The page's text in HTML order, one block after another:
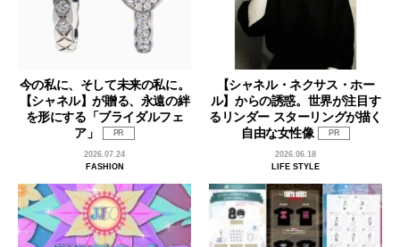
今の私に、そして未来の私に。
【シャネル】が贈る、永遠の絆
を形にする「ブライダルフェ
ア」
PR
2026.07.24
FASHION
【シャネル・ネクサス・ホー
ル】からの誘惑。世界が注目す
るリンダー スターリングが描く
自由な女性像
PR
2026.06.18
LIFE STYLE